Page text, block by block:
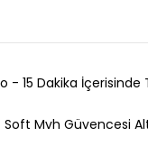
- 15 Dakika İçerisinde
Soft Mvh Güvencesi